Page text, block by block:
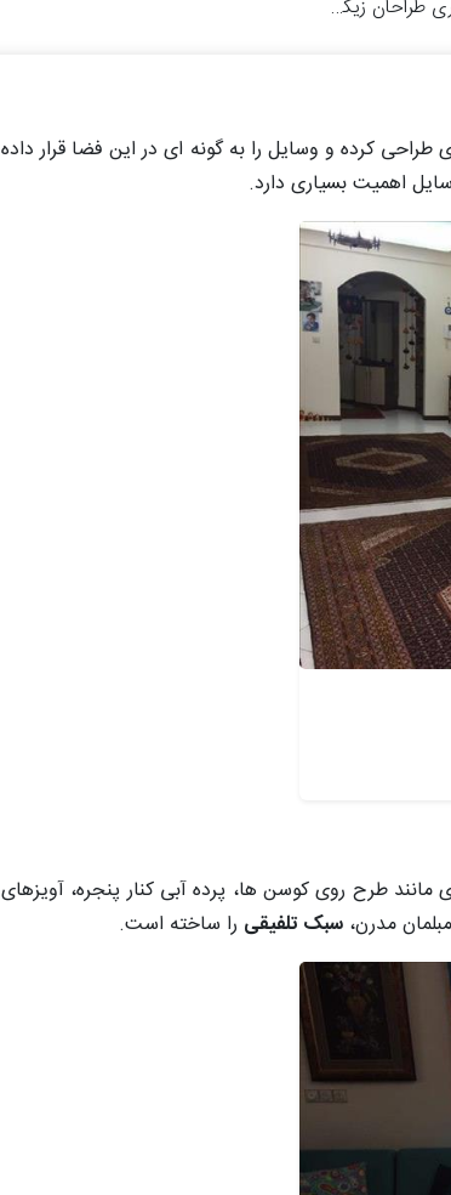
زیگورات
طراحی کرده و وسایل را به گونه ای در این فضا قرار داده
اهمیت بسیاری دارد.
طرح روی کوسن ها، پرده آبی کنار پنجره، آویزهای
مدرن، سبک تلفیقی را ساخته است.